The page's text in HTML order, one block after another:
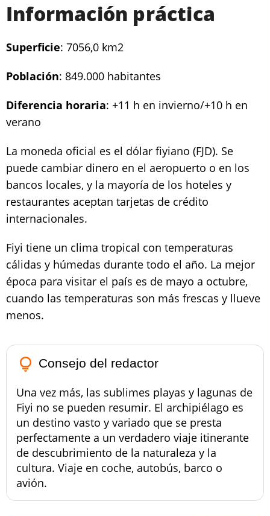
Información práctica
Superficie: 7056,0 km2
Población: 849.000 habitantes
Diferencia horaria: +11 h en invierno/+10 h en
verano
La moneda oficial es el dólar fiyiano (FJD). Se
puede cambiar dinero en el aeropuerto o en los
bancos locales, y la mayoría de los hoteles y
restaurantes aceptan tarjetas de crédito
internacionales.
Fiyi tiene un clima tropical con temperaturas
cálidas y húmedas durante todo el año. La mejor
época para visitar el país es de mayo a octubre,
cuando las temperaturas son más frescas y llueve
menos.
lightbulb_outline Consejo del redactor
Una vez más, las sublimes playas y lagunas de
Fiyi no se pueden resumir. El archipiélago es
un destino vasto y variado que se presta
perfectamente a un verdadero viaje itinerante
de descubrimiento de la naturaleza y la
cultura. Viaje en coche, autobús, barco o
avión.